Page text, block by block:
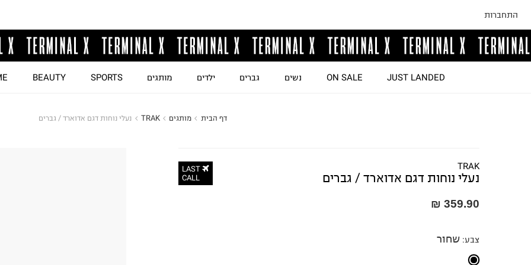
התחברות
JUST LANDED
ON SALE נשים גברים ילדים מותגים SPORTS
BEAUTY
דף הבית מותגים TRAK נעלי נוחות דגם אדוארד / גברים
TRAK
נעלי נוחות דגם אדוארד / גברים
LAST
CALL
359.90 ₪
צבע: שחור